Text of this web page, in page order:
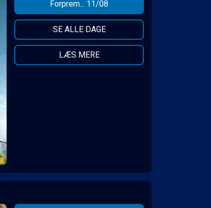
Forprem... 11/08
SE ALLE DAGE
LÆS MERE